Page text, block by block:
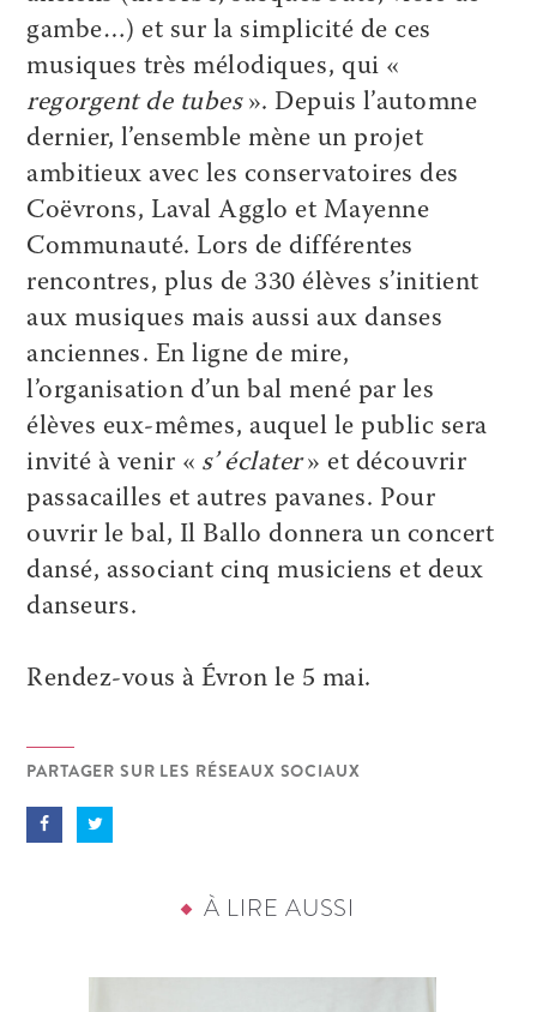
gambe…) et sur la simplicité de ces
musiques très mélodiques, qui «
regorgent de tubes ». Depuis l’automne
dernier, l’ensemble mène un projet
ambitieux avec les conservatoires des
Coëvrons, Laval Agglo et Mayenne
Communauté. Lors de différentes
rencontres, plus de 330 élèves s’initient
aux musiques mais aussi aux danses
anciennes. En ligne de mire,
l’organisation d’un bal mené par les
élèves eux-mêmes, auquel le public sera
invité à venir « s’ éclater» et découvrir
passacailles et autres pavanes. Pour
ouvrir le bal, Il Ballo donnera un concert
dansé, associant cinq musiciens et deux
danseurs.
Rendez-vous à Évron le 5 mai.
PARTAGER SUR LES RÉSEAUX SOCIAUX
À LIRE AUSSI